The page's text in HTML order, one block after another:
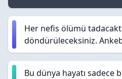
Her nefis ölümü
döndürüleceksiniz.
Bu dünya hayatı sadece